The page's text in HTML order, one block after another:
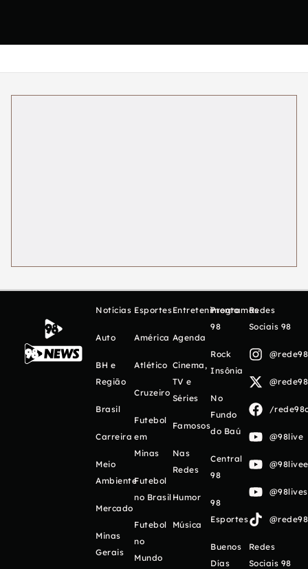
Notícias
Auto
BH e
Região
Brasil
Carreira
Meio
Ambiente
Mercado
Minas
Gerais
Esportes
América
Atlético
Cruzeiro
Futebol
em
Minas
Futebol
no Brasil
Futebol
no
Mundo
Entretenimento
Agenda
Cinema,
TV e
Séries
Famosos
Nas
Redes
Humor
Música
Programas
98
Rock
Insônia
No
Fundo
do Baú
Central
98
98
Esportes
Buenos
Días
Redes
Sociais 98
/
@98live
Redes
Sociais 98